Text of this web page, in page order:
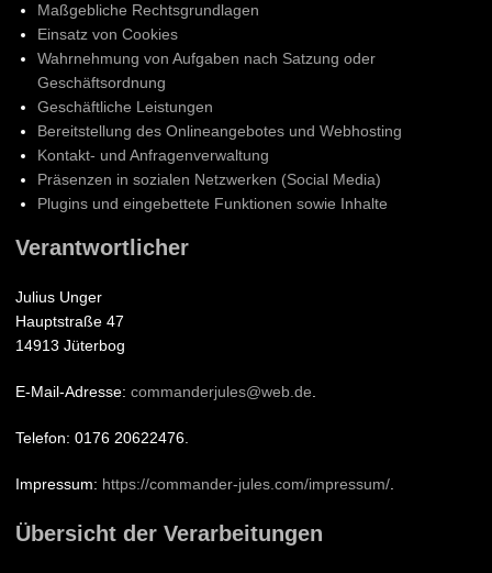
Maßgebliche Rechtsgrundlagen
Einsatz von Cookies
Wahrnehmung von Aufgaben nach Satzung oder
Geschäftsordnung
Geschäftliche Leistungen
Bereitstellung des Onlineangebotes und Webhosting
Kontakt- und Anfragenverwaltung
Präsenzen in sozialen Netzwerken (Social Media)
Plugins und eingebettete Funktionen sowie Inhalte
Verantwortlicher
Julius Unger
Hauptstraße 47
14913 Jüterbog
E-Mail-Adresse: commanderjules@web.de
Telefon: 0176 20622476.
Impressum: https://commander-jules.com/impressum/
Übersicht der Verarbeitungen